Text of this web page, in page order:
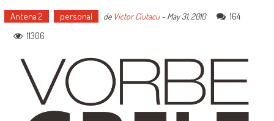
Antena 2 personal de Victor Ciutacu- May 31, 2010
164
11306